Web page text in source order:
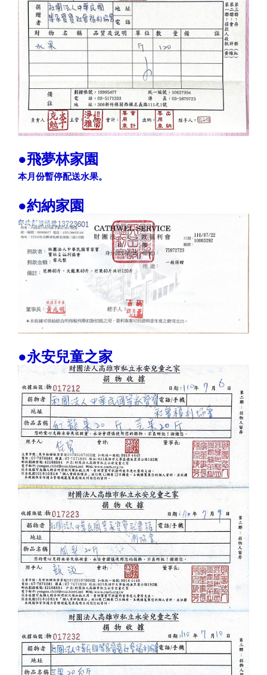
●飛夢林家園
本月份暫停配送水果。
●約納家園
●永安兒童之家